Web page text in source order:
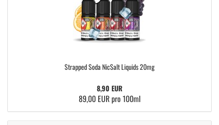
Strapped Soda NicSalt Liquids 20mg
8,90 EUR
89,00 EUR pro 100ml